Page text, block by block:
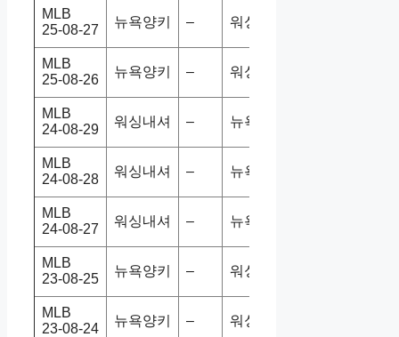
MLB
25-08-27
뉴욕양키 – 워싱내셔
MLB
25-08-26
뉴욕양키 – 워싱내셔
MLB
24-08-29
워싱내셔 – 뉴욕양키
MLB
24-08-28
워싱내셔 – 뉴욕양키
MLB
24-08-27
워싱내셔 – 뉴욕양키
MLB
23-08-25
뉴욕양키 – 워싱내셔
MLB
23-08-24
뉴욕양키 – 워싱내셔